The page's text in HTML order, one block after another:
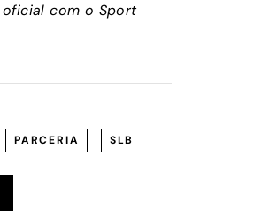
oficial com o Sport
PARCERIA SLB